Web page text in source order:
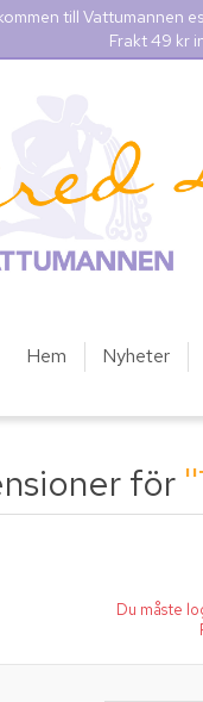
till Vattumannen
Frakt 49 kr
Hem Nyheter
för
Du måste